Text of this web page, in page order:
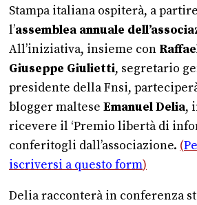
Stampa italiana ospiterà, a partire
l’assemblea annuale
All’iniziativa, insieme con
Giuseppe Giulietti, segretario
presidente della Fnsi,
blogger maltese Emanuel Delia,
ricevere il ‘Premio libertà di
conferitogli dall’associazione. (
iscriversi a questo form)
Delia racconterà in conferenza